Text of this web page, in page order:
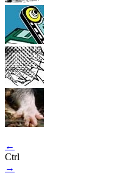
←
Ctrl
→